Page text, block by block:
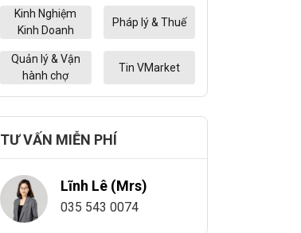
Kinh Nghiệm
Kinh Doanh
Pháp lý & Thuế
Quản lý & Vận
hành chợ
Tin VMarket
TƯ VẤN MIỄN PHÍ
Lĩnh Lê (Mrs)
035 543 0074